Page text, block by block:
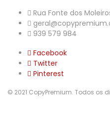
Rua Fonte dos
939 579 984
Facebook
Twitter
Pinterest
© 2021 CopyPremium. Todos os